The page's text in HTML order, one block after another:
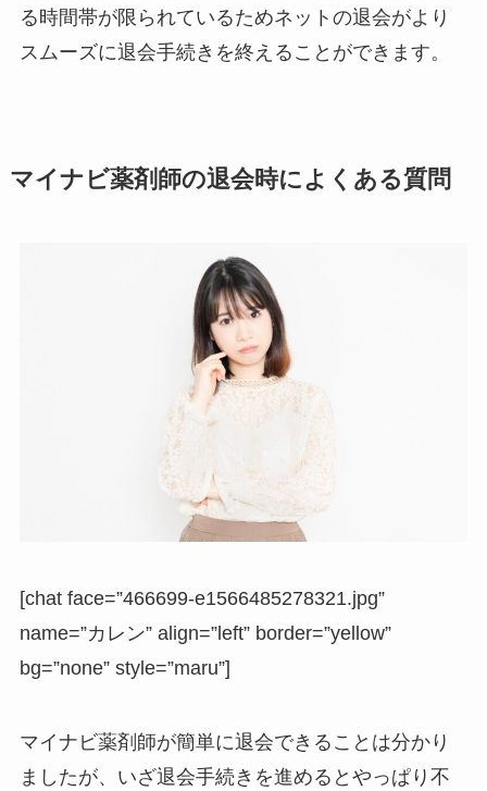
る時間帯が限られているためネットの退会がより
スムーズに退会手続きを終えることができます。
マイナビ薬剤師の退会時によくある質問
[chat face=”466699-e1566485278321.jpg”
name=”カレン” align=”left” border=”yellow”
bg=”none” style=”maru”]
マイナビ薬剤師が簡単に退会できることは分かり
ましたが、いざ退会手続きを進めるとやっぱり不